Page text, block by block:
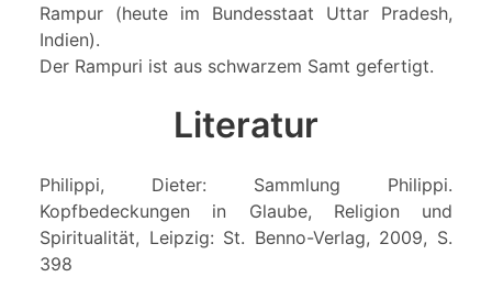
Rampur (heute im Bundesstaat Uttar Pradesh,
Indien).
Der Rampuri ist aus schwarzem Samt gefertigt.
Literatur
Philippi, Dieter: Sammlung Philippi.
Kopfbedeckungen in Glaube, Religion und
Spiritualität, Leipzig: St. Benno-Verlag, 2009, S.
398